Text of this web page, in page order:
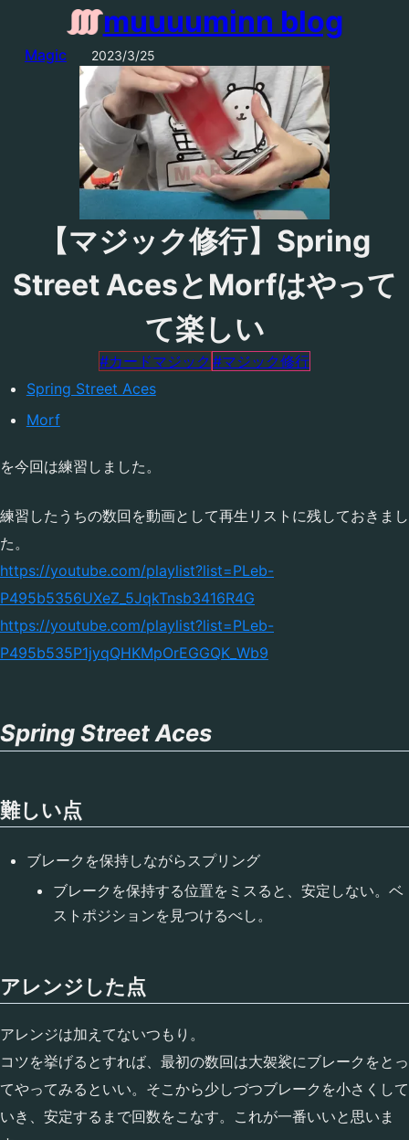
muuuuminn blog
カテゴリ：
Magic 投稿日：
2023/3/25
【マジック修行】Spring
Street AcesとMorfはやって
て楽しい
#カードマジック #マジック修行
Spring Street Aces
Morf
を今回は練習しました。
練習したうちの数回を動画として再生リストに残しておきまし
た。
https://youtube.com/playlist?list=PLeb-
P495b5356UXeZ_5JqkTnsb3416R4G
https://youtube.com/playlist?list=PLeb-
P495b535P1jyqQHKMpOrEGGQK_Wb9
Spring Street Aces
難しい点
ブレークを保持しながらスプリング
ブレークを保持する位置をミスると、安定しない。ベ
ストポジションを見つけるべし。
アレンジした点
アレンジは加えてないつもり。
コツを挙げるとすれば、最初の数回は大袈裟にブレークをとっ
てやってみるといい。そこから少しづつブレークを小さくして
いき、安定するまで回数をこなす。これが一番いいと思いま